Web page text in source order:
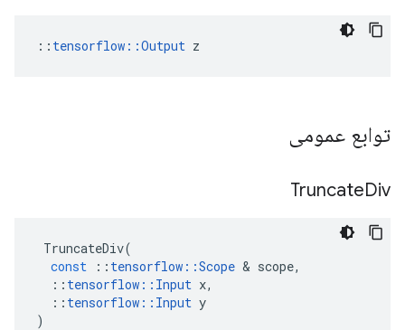
:: tensorflow::Output z
توابع عمومی
TruncateDiv
TruncateDiv(
const
:: tensorflow ::Scope & scope,
:: tensorflow :: Input x,
:: tensorflow :: Input y
)